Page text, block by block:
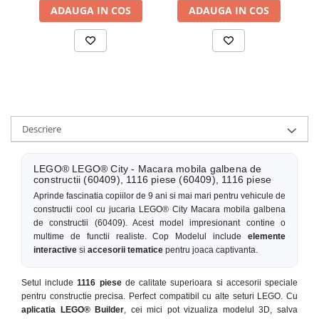
ADAUGA IN COS ADAUGA IN COS
Descriere
LEGO® LEGO® City - Macara mobila galbena de
constructii (60409), 1116 piese (60409), 1116 piese
Aprinde fascinatia copiilor de 9 ani si mai mari pentru vehicule de
constructii cool cu jucaria LEGO® City Macara mobila galbena
de constructii (60409). Acest model impresionant contine o
multime de functii realiste. Cop Modelul include elemente
interactive si accesorii tematice pentru joaca captivanta.
Setul include1116 piesede calitate superioara si accesorii speciale
pentru constructie precisa. Perfect compatibil cu alte seturi LEGO. Cu
aplicatia LEGO® Builder, cei mici pot vizualiza modelul 3D, salva